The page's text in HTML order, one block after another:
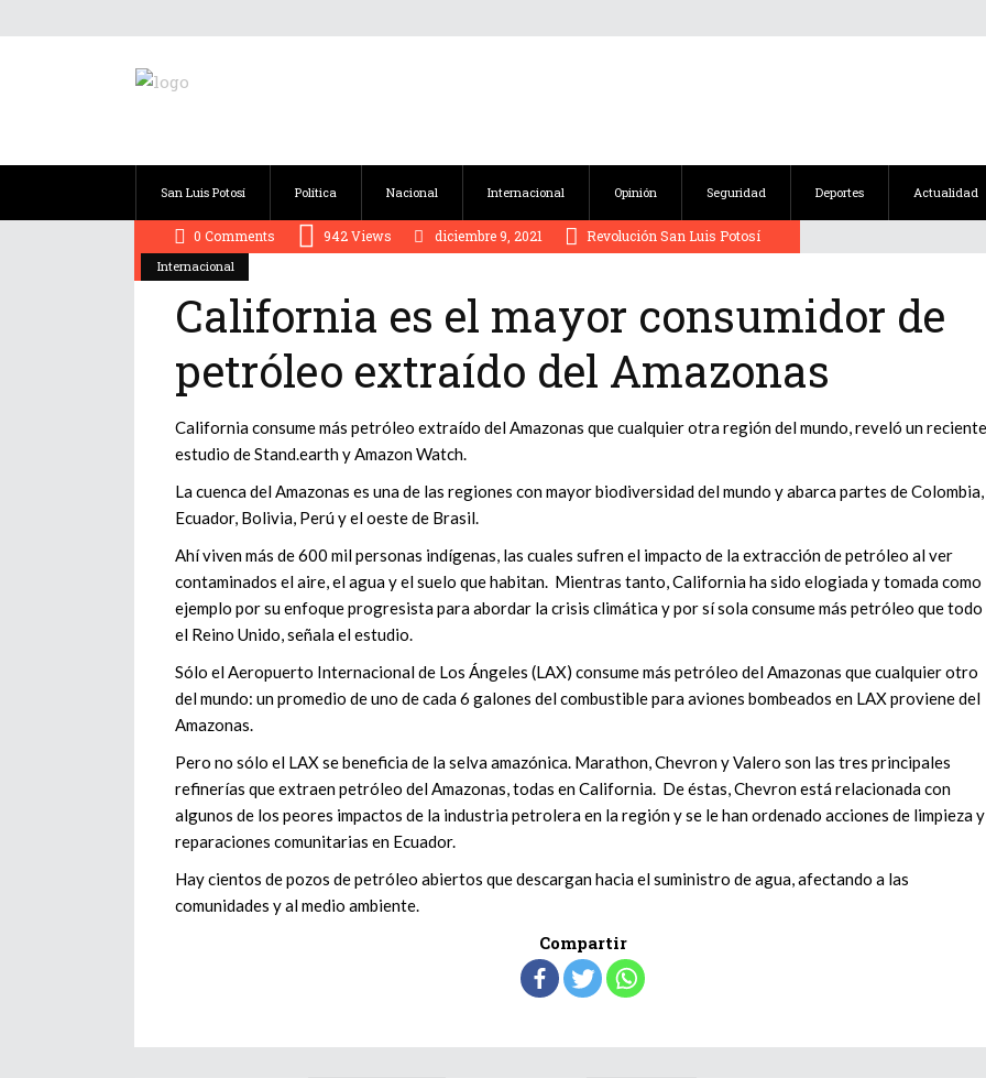
San Luis Potosí Política Nacional Internacional Opinión Seguridad Deportes Actualidad
Internacional
0 Comments 942Views diciembre 9, 2021 Revolución San Luis Potosí
California es el mayor consumidor de
petróleo extraído del Amazonas
California consume más petróleo extraído del Amazonas que cualquier otra región del mundo, reveló un reciente
estudio de Stand.earth y Amazon Watch.
La cuenca del Amazonas es una de las regiones con mayor biodiversidad del mundo y abarca partes de Colombia,
Ecuador, Bolivia, Perú y el oeste de Brasil.
Ahí viven más de 600 mil personas indígenas, las cuales sufren el impacto de la extracción de petróleo al ver
contaminados el aire, el agua y el suelo que habitan. Mientras tanto, California ha sido elogiada y tomada como
ejemplo por su enfoque progresista para abordar la crisis climática y por sí sola consume más petróleo que todo
el Reino Unido, señala el estudio.
Sólo el Aeropuerto Internacional de Los Ángeles (LAX) consume más petróleo del Amazonas que cualquier otro
del mundo: un promedio de uno de cada 6 galones del combustible para aviones bombeados en LAX proviene del
Amazonas.
Pero no sólo el LAX se beneficia de la selva amazónica. Marathon, Chevron y Valero son las tres principales
refinerías que extraen petróleo del Amazonas, todas en California. De éstas, Chevron está relacionada con
algunos de los peores impactos de la industria petrolera en la región y se le han ordenado acciones de limpieza y
reparaciones comunitarias en Ecuador.
Hay cientos de pozos de petróleo abiertos que descargan hacia el suministro de agua, afectando a las
comunidades y al medio ambiente.
Compartir